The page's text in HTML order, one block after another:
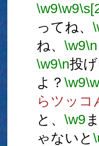
\w9\w9
ってね、
ね、 \w9\n
\w9\n投
よ？ \w9
らツッコ
と、 \w9
ゃないと